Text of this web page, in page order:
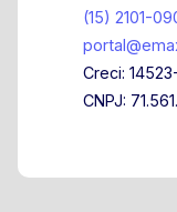
(15) 2101-
Creci:
CNPJ: